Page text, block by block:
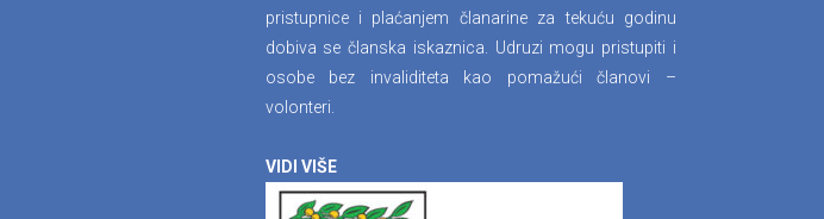
pristupnice i plaćanjem članarine za tekuću godinu
dobiva se članska iskaznica. Udruzi mogu pristupiti i
osobe bez invaliditeta kao pomažući članovi –
volonteri.
VIDI VIŠE